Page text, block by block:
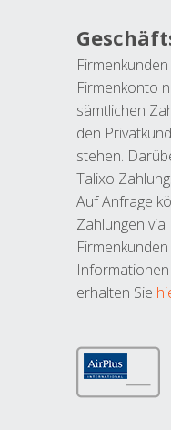
Firmenkonto
sämtlichen
den
stehen.
Talixo
Auf Anfrage
Zahlungen
erhalten Sie